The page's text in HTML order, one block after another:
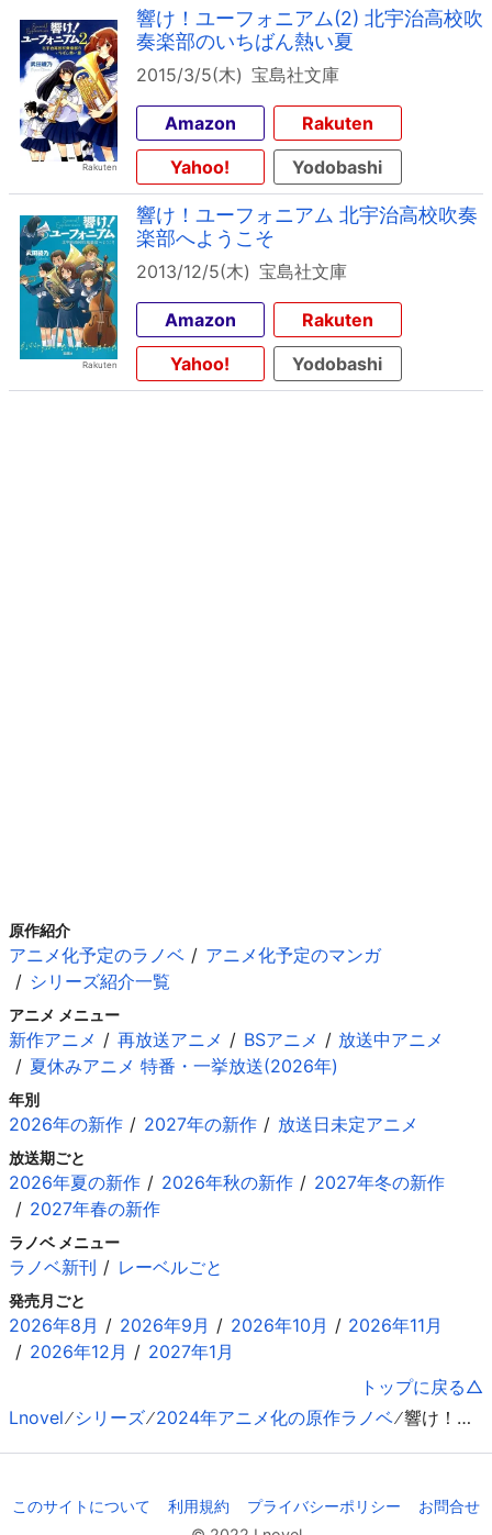
響け！ユーフォニアム(2) 北宇治高校吹
奏楽部のいちばん熱い夏
2015/3/5(木) 宝島社文庫
Amazon
Rakuten
Yahoo!
Yodobashi
響け！ユーフォニアム 北宇治高校吹奏
楽部へようこそ
2013/12/5(木) 宝島社文庫
Amazon
Rakuten
Yahoo!
Yodobashi
原作紹介
アニメ化予定のラノベ
アニメ化予定のマンガ
シリーズ紹介一覧
アニメ メニュー
新作アニメ 再放送アニメ BSアニメ
放送中アニメ
夏休みアニメ 特番・一挙放送(2026年)
年別
2026年の新作 2027年の新作 放送日未定アニメ
放送期ごと
2026年夏の新作 2026年秋の新作
2027年冬の新作
2027年春の新作
ラノベ メニュー
ラノベ新刊 レーベルごと
発売月ごと
2026年8月 2026年9月 2026年10月
2026年11月
2026年12月
2027年1月
トップに戻る
Lnovel
シリーズ 2024年アニメ化の原作ラノベ 響け！ユーフォニアム
このサイトについて 利用規約 プライバシーポリシー
お問合せ